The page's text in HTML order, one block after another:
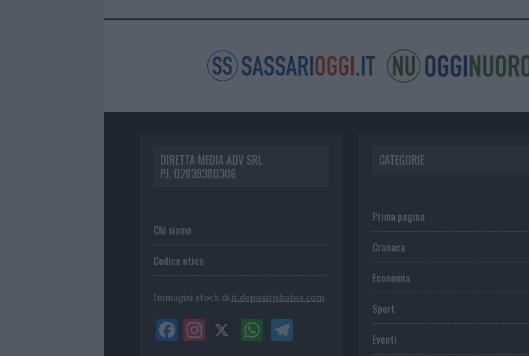
DIRETTA MEDIA ADV SRL
P.I. 02839380306
Chi siamo
Codice etico
Immagini stock di it.depositphotos.com
CATEGORIE
Prima pagina
Cronaca
Economia
Sport
Eventi